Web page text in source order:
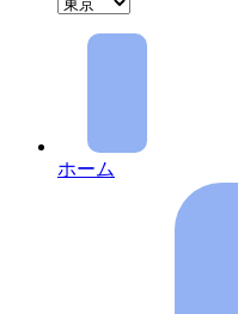
ホーム